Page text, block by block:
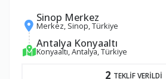
Sinop Merkez
Merkez, Sinop, Türkiye
Antalya Konyaaltı
Konyaaltı, Antalya, Türkiye
2 TEKLİF VERİLDİ